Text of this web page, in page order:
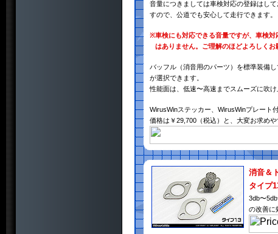
音量につきましては車検対応の登録はし
すので、公道でも安心して走行できます。
※車検にも対応できる音量ですが、車検
はありません。ご理解のほどよろしくお
バッフル（消音用のパーツ）を標準装備
が選択できます。
性能面は、低速〜高速までスムーズに吹
WirusWinステッカー、WirusWinプレート付
価格は￥29,700（税込）と、大変お求めや
消音＆
タイプ
3db〜
の改善に